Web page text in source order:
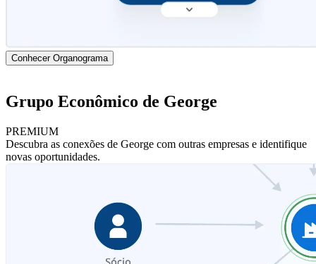
Conhecer Organograma
Grupo Econômico de George
PREMIUM
Descubra as conexões de George com outras empresas e identifique
novas oportunidades.